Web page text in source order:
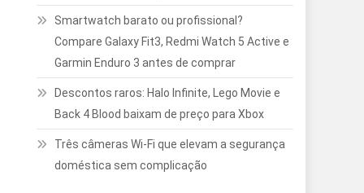
Smartwatch barato ou profissional?
Compare Galaxy Fit3, Redmi Watch 5 Active e
Garmin Enduro 3 antes de comprar
Descontos raros: Halo Infinite, Lego Movie e
Back 4 Blood baixam de preço para Xbox
Três câmeras Wi-Fi que elevam a segurança
doméstica sem complicação